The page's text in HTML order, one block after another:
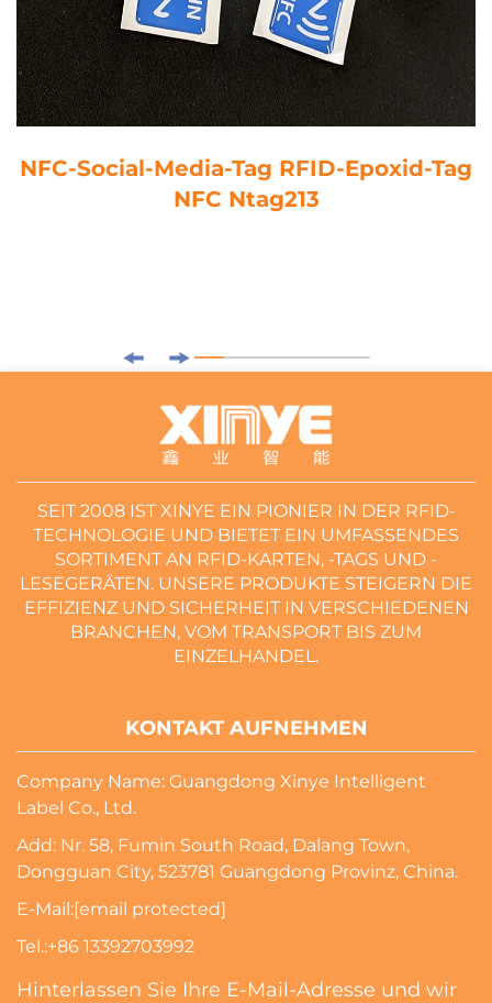
NFC-Social-Media-Tag RFID-Epoxid-Tag
NFC Ntag213
SEIT 2008 IST XINYE EIN PIONIER IN DER RFID-
TECHNOLOGIE UND BIETET EIN UMFASSENDES
SORTIMENT AN RFID-KARTEN, -TAGS UND -
LESEGERÄTEN. UNSERE PRODUKTE STEIGERN DIE
EFFIZIENZ UND SICHERHEIT IN VERSCHIEDENEN
BRANCHEN, VOM TRANSPORT BIS ZUM
EINZELHANDEL.
KONTAKT AUFNEHMEN
Company Name: Guangdong Xinye Intelligent
Label Co., Ltd.
Add: Nr. 58, Fumin South Road, Dalang Town,
Dongguan City, 523781 Guangdong Provinz, China.
E-Mail:[email protected]
Tel.:+86 13392703992
Hinterlassen Sie Ihre E-Mail-Adresse und wir